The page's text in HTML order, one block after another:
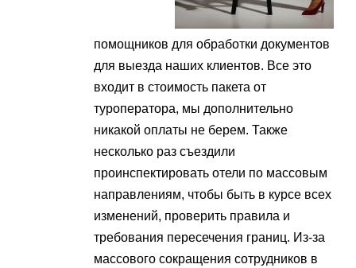
помощников для обработки документов
для выезда наших клиентов. Все это
входит в стоимость пакета от
туроператора, мы дополнительно
никакой оплаты не берем. Также
несколько раз съездили
проинспектировать отели по массовым
направлениям, чтобы быть в курсе всех
изменений, проверить правила и
требования пересечения границ. Из-за
массового сокращения сотрудников в